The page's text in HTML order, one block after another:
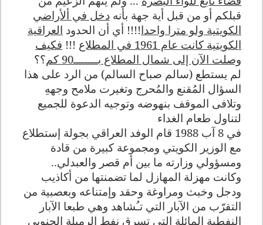
قبلكم أو من قبل أية جهة بأنه دخل في ألأراضي
الكويتية ولو مترا واحدا!!!! أي أن الحدود العراقية
الكويتية كانت عام 1961 في المطلاع
!!! فكيف
وصلت الآن إلى شمال المطلاع بـــــــ90 كم
؟؟
لم يستطع (سالم صباح السالم) من الرد على هذا
السؤال المُقنع والمُحرج وتغيرت ملامح وجههِ
وتلافى الموقف بنهوضه وتوجيه الدعوة للجميع
لتناول طعام الغداء
في 8 آب 1988 قام الوفد العراقي بجولة إستطلاع
مع الوزير الكويتي ومجموعة كبيرة من قادة
ومسؤولي وزارته ما بين أم قصر والعبدلي..
وكانت مهزلة المهازل لما تضمنتها من أكاذيب
ودجل وخبث ومراوغة وحقد وإمتناعه وبعصبية من
التقرّب من الآبار التي تـُشاهد وهي طبعا الآبار
النفطية المائلة التي تسرق نفط الرميلة الجنوبي